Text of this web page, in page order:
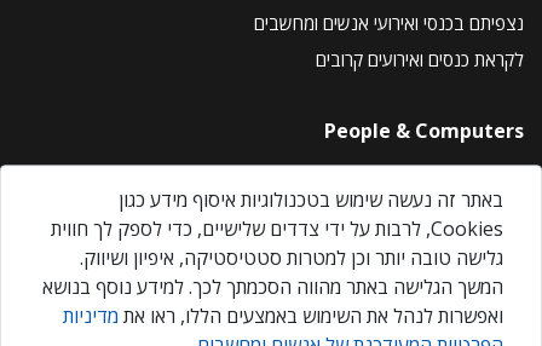
נצפיתם בכנסי ואירועי אנשים ומחשבים
לקראת כנסים ואירועים קרובים
People & Computers
About Us
Privacy Policy
Contact Us
Our Events
באתר זה נעשה שימוש בטכנולוגיות איסוף מידע כגון
Cookies, לרבות על ידי צדדים שלישיים, כדי לספק לך חווית
גלישה טובה יותר וכן למטרות סטטיסטיקה, איפיון ושיווק.
המשך הגלישה באתר מהווה הסכמתך לכך. למידע נוסף בנושא
ואפשרות לנהל את השימוש באמצעים הללו, ראו את מדיניות